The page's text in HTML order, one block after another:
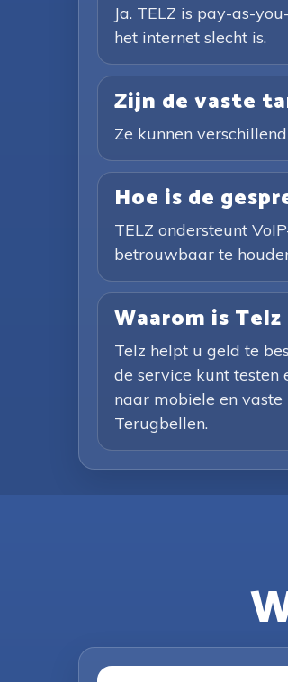
Ja. TELZ is pay-as-
het internet slecht is.
Zijn de vaste
Ze kunnen
Hoe is de
TELZ ondersteunt
betrouwbaar te
Waarom is
Telz helpt u geld te
de service kunt testen
naar mobiele en
Terugbellen.